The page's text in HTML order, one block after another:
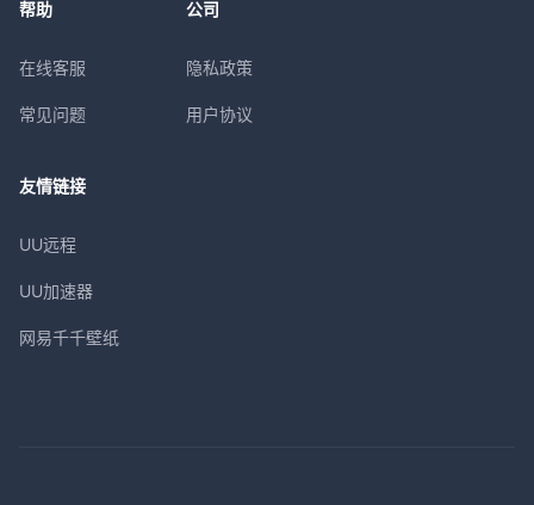
帮助
在线客服
常见问题
公司
隐私政策
用户协议
友情链接
UU远程
UU加速器
网易千千壁纸